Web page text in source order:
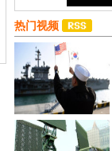
热门视频